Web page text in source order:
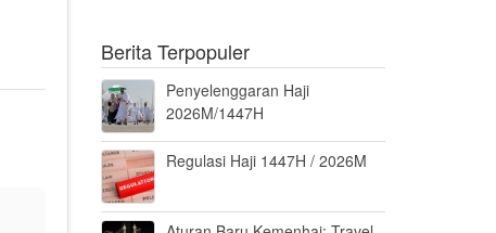
Berita Terpopuler
Penyelenggaran Haji
2026M/1447H
Regulasi Haji 1447H / 2026M